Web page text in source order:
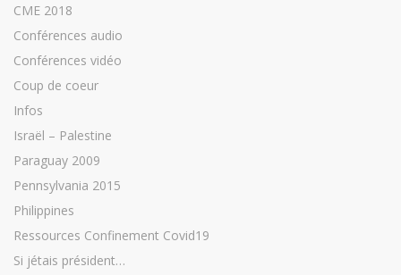
CME 2018
Conférences audio
Conférences vidéo
Coup de coeur
Infos
Israël – Palestine
Paraguay 2009
Pennsylvania 2015
Philippines
Ressources Confinement Covid19
Si jétais président…